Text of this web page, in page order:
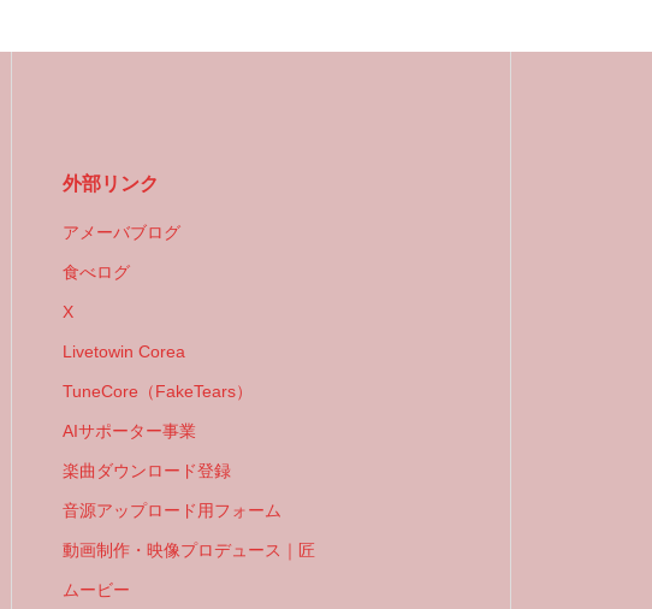
外部リンク
アメーバブログ
食べログ
X
Livetowin Corea
TuneCore（FakeTears）
AIサポーター事業
楽曲ダウンロード登録
音源アップロード用フォーム
動画制作・映像プロデュース｜匠
ムービー